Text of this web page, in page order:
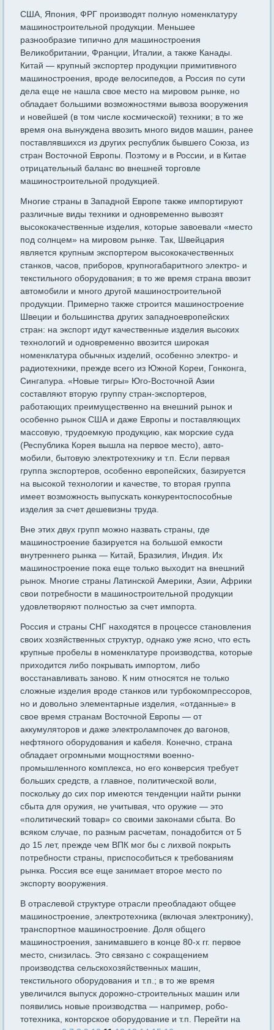
США, Япония, ФРГ производят полную номенклатуру
машино­строительной продукции. Меньшее
разнообразие типично для ма­шиностроения
Великобритании, Франции, Италии, а также Кана­ды.
Китай — крупный экспортер продукции примитивного
машино­строения, вроде велосипедов, а Россия по сути
дела еще не нашла свое место на мировом рынке, но
обладает большими возможностя­ми вывоза вооружения
и новейшей (в том числе космической) тех­ники; в то же
время она вынуждена ввозить много видов машин, ранее
поставлявшихся из других республик бывшего Союза, из
стран Восточной Европы. Поэтому и в России, и в Китае
отрицательный баланс во внешней торговле
машиностроительной продукцией.
Многие страны в Западной Европе также импортируют
различ­ные виды техники и одновременно вывозят
высококачественные из­делия, которые завоевали «место
под солнцем» на мировом рынке. Так, Швейцария
является крупным экспортером высококачествен­ных
станков, часов, приборов, крупногабаритного электро- и
текстильного оборудования; в то же время страна ввозит
автомоби­ли и много другой машиностроительной
продукции. Примерно так­же строится машиностроение
Швеции и большинства других запад­ноевропейских
стран: на экспорт идут качественные изделия высо­ких
технологий и одновременно ввозится широкая
номенклатура обычных изделий, особенно электро- и
радиотехники, прежде всего из Южной Кореи, Гонконга,
Сингапура. «Новые тигры» Юго-Восточной Азии
составляют вторую группу стран-экспортеров,
работающих преимущественно на внешний рынок и
особенно рынок США и даже Европы и поставляющих
массовую, трудоемкую продукцию, как морские суда
(Республика Корея вышла на первое место), авто­
мобили, бытовую электротехнику и т.п. Если первая
группа экспор­теров, особенно европейских, базируется
на высокой технологии и качестве, то вторая группа
имеет возможность выпускать конку­рентоспособные
изделия за счет дешевизны труда.
Вне этих двух групп можно назвать страны, где
машиностроение базируется на большой емкости
внутреннего рынка — Китай, Бра­зилия, Индия. Их
машиностроение пока еще только выходит на внешний
рынок. Многие страны Латинской Америки, Азии, Афри­ки
свои потребности в машиностроительной продукции
удовлетво­ряют полностью за счет импорта.
Россия и страны СНГ находятся в процессе становления
своих хозяйственных структур, однако уже ясно, что есть
крупные пробе­лы в номенклатуре производства, которые
приходится либо покры­вать импортом, либо
восстанавливать заново. К ним относятся не только
сложные изделия вроде станков или турбокомпрессоров,
но и довольно элементарные изделия, «отданные» в
свое время стра­нам Восточной Европы — от
аккумуляторов и даже электролампо­чек до вагонов,
нефтяного оборудования и кабеля. Конечно, страна
обладает огромными мощностями военно-
промышленного комплек­са, но его конверсия требует
больших средств, а главное, политиче­ской воли,
поскольку до сих пор имеются тенденции найти рынки
сбыта для оружия, не учитывая, что оружие — это
«политический товар» со своими законами сбыта. Во
всяком случае, по разным расчетам, понадобится от 5
до 15 лет, прежде чем ВПК мог бы с лихвой покрыть
потребности страны, приспособиться к требовани­ям
рынка. Россия все еще занимает второе место по
экспорту воо­ружения.
В отраслевой структуре отрасли преобладают общее
машино­строение, электротехника (включая электронику),
транспортное ма­шиностроение. Доля общего
машиностроения, занимавшего в кон­це 80-х гг. первое
место, снизилась. Это связано с сокращением
производства сельскохозяйственных машин,
текстильного оборудо­вания и т.п.; в то же время
увеличился выпуск дорожно-строительных машин или
появились новые производства — например, робо­
тотехника, конторское оборудование и т.п. Перейти на